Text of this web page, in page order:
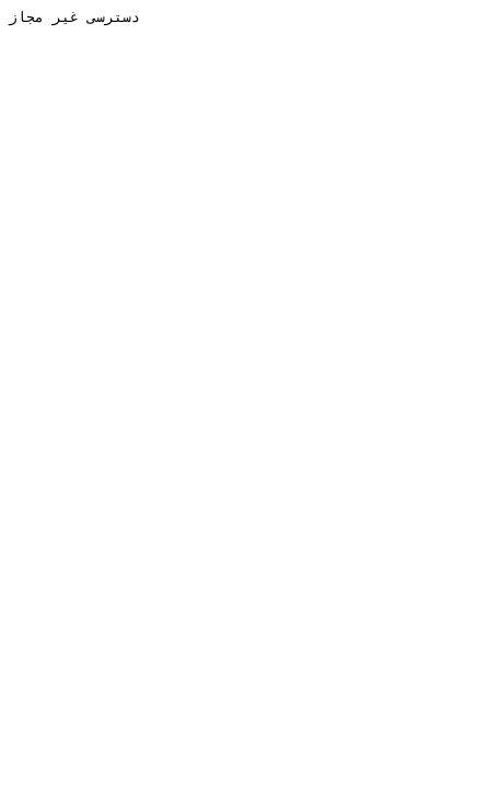
دسترسی غیر مجاز